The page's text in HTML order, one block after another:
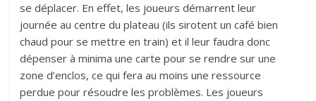
se déplacer. En effet, les joueurs démarrent leur
journée au centre du plateau (ils sirotent un café bien
chaud pour se mettre en train) et il leur faudra donc
dépenser à minima une carte pour se rendre sur une
zone d’enclos, ce qui fera au moins une ressource
perdue pour résoudre les problèmes. Les joueurs